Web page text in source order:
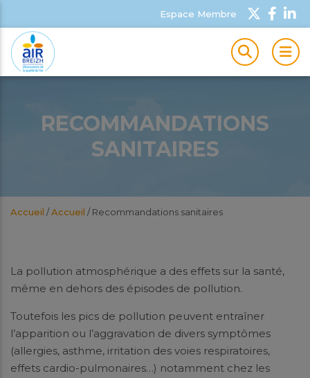
Espace Membre
RECOMMANDATIONS
SANITAIRES
Accueil /Accueil /Recommandations sanitaires
La pollution atmosphérique a des effets sur la santé,
même en dehors des épisodes de pollution.
Toutefois les pics de pollution peuvent entraîner
l’apparition ou l’aggravation de divers symptômes
(allergies, asthme, irritation des voies respiratoires,
effets cardio-pulmonaires…) notamment chez les